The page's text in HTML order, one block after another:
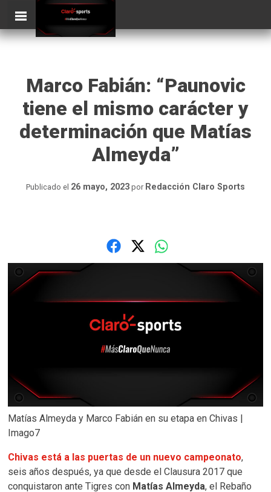
content
ClaroSports
Marco Fabián: “Paunovic
tiene el mismo carácter y
determinación que Matías
Almeyda”
Publicado el 26 mayo, 2023 por Redacción Claro Sports
Matías Almeyda y Marco Fabián en su etapa en Chivas |
Imago7
Chivas está a las puertas de un nuevo campeonato,
seis años después, ya que desde el Clausura 2017 que
conquistaron ante Tigres con Matías Almeyda, el Rebaño